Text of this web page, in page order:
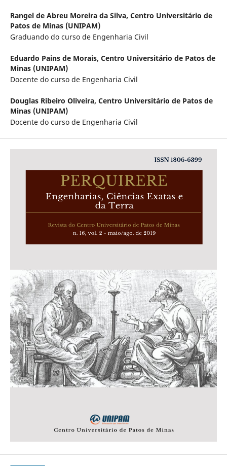
Rangel de Abreu Moreira da Silva, Centro Universitário de
Patos de Minas (UNIPAM)
Graduando do curso de Engenharia Civil
Eduardo Pains de Morais, Centro Universitário de Patos de
Minas (UNIPAM)
Docente do curso de Engenharia Civil
Douglas Ribeiro Oliveira, Centro Universitário de Patos de
Minas (UNIPAM)
Docente do curso de Engenharia Civil